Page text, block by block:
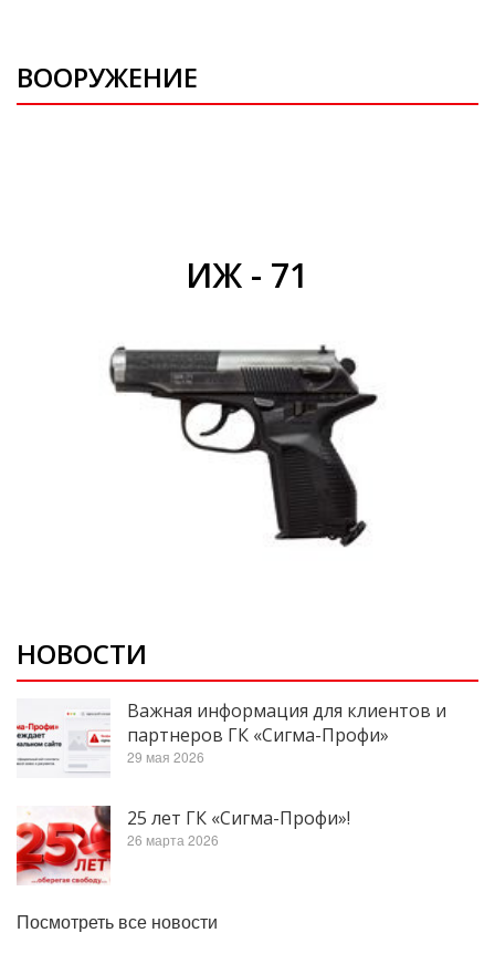
ВООРУЖЕНИЕ
ИЖ - 71
НОВОСТИ
Важная информация для клиентов и
партнеров ГК «Сигма-Профи»
29 мая 2026
25 лет ГК «Сигма-Профи»!
26 марта 2026
Посмотреть все новости